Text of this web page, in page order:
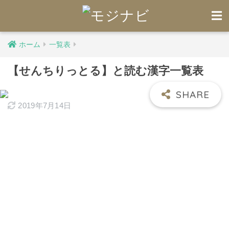
ホーム 一覧表
【せんちりっとる】と読む漢字一覧表
2019年7月14日